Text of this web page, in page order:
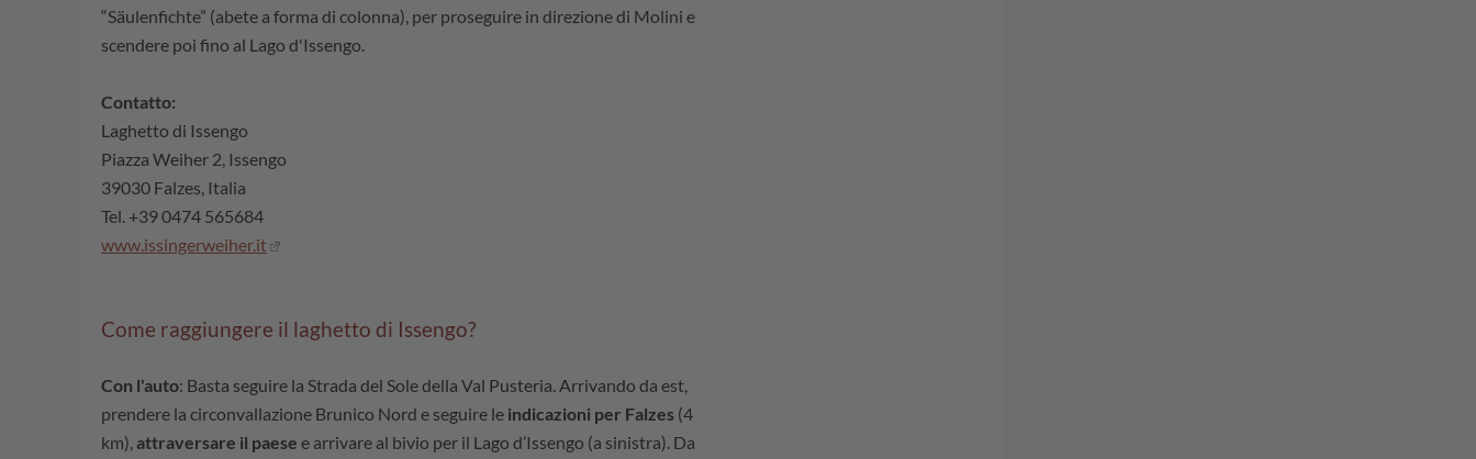
“Säulenfichte” (abete a forma di colonna), per proseguire in direzione di Molini e
scendere poi fino al Lago d'Issengo.
Contatto:
Laghetto di Issengo
Piazza Weiher 2, Issengo
39030 Falzes, Italia
Tel. +39 0474 565684
www.issingerweiher.it
Come raggiungere il laghetto di Issengo?
Con l'auto: Basta seguire la Strada del Sole della Val Pusteria. Arrivando da est,
prendere la circonvallazione Brunico Nord e seguire le indicazioni per Falzes (4
km), attraversare il paese e arrivare al bivio per il Lago d’Issengo (a sinistra). Da